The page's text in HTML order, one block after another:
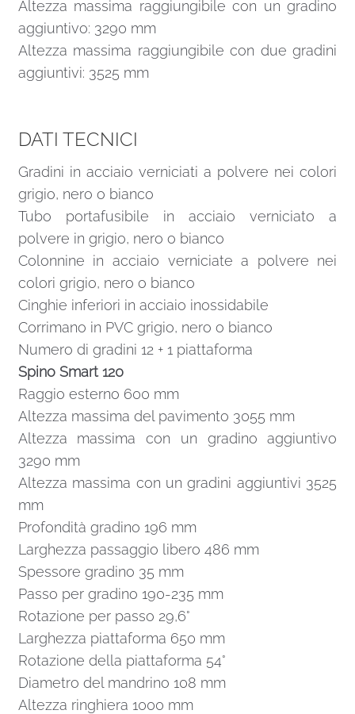
Altezza massima raggiungibile con un gradino
aggiuntivo: 3290 mm
Altezza massima raggiungibile con due gradini
aggiuntivi: 3525 mm
DATI TECNICI
Gradini in acciaio verniciati a polvere nei colori
grigio, nero o bianco
Tubo portafusibile in acciaio verniciato a
polvere in grigio, nero o bianco
Colonnine in acciaio verniciate a polvere nei
colori grigio, nero o bianco
Cinghie inferiori in acciaio inossidabile
Corrimano in PVC grigio, nero o bianco
Numero di gradini 12 + 1 piattaforma
Spino Smart 120
Raggio esterno 600 mm
Altezza massima del pavimento 3055 mm
Altezza massima con un gradino aggiuntivo
3290 mm
Altezza massima con un gradini aggiuntivi 3525
mm
Profondità gradino 196 mm
Larghezza passaggio libero 486 mm
Spessore gradino 35 mm
Passo per gradino 190-235 mm
Rotazione per passo 29,6°
Larghezza piattaforma 650 mm
Rotazione della piattaforma 54°
Diametro del mandrino 108 mm
Altezza ringhiera 1000 mm